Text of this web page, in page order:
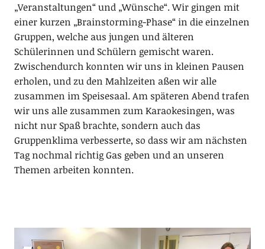
„Veranstaltungen“ und „Wünsche“. Wir gingen mit
einer kurzen „Brainstorming-Phase“ in die einzelnen
Gruppen, welche aus jungen und älteren
Schülerinnen und Schülern gemischt waren.
Zwischendurch konnten wir uns in kleinen Pausen
erholen, und zu den Mahlzeiten aßen wir alle
zusammen im Speisesaal. Am späteren Abend trafen
wir uns alle zusammen zum Karaokesingen, was
nicht nur Spaß brachte, sondern auch das
Gruppenklima verbesserte, so dass wir am nächsten
Tag nochmal richtig Gas geben und an unseren
Themen arbeiten konnten.